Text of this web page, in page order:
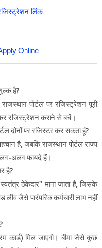
लिंक
Online
है?
पोर्टल पर रजिस्ट्रेशन पूरी
रजिस्ट्रेशन कराने से बचें।
दोनों पर रजिस्टर कर सकता हूं?
है, जबकि राजस्थान पोर्टल राज्य
अलग फायदे हैं।
है?
ठेकेदार" माना जाता है, जिसके
लीव जैसे पारंपरिक कर्मचारी लाभ नहीं
कार्ड) मिल जाएगी। बीमा जैसे कुछ